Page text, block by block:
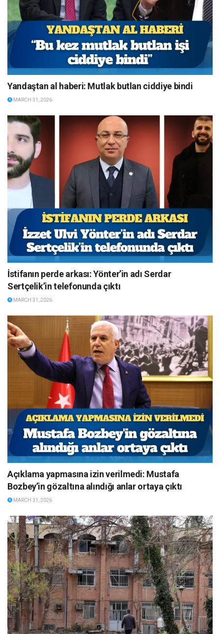
Yandaştan al haberi: Mutlak butlan ciddiye bindi
MARCH 31, 2026
İstifanın perde arkası: Yönter’in adı Serdar
Sertçelik’in telefonunda çıktı
MARCH 31, 2026
Açıklama yapmasına izin verilmedi: Mustafa
Bozbey’in gözaltına alındığı anlar ortaya çıktı
MARCH 31, 2026